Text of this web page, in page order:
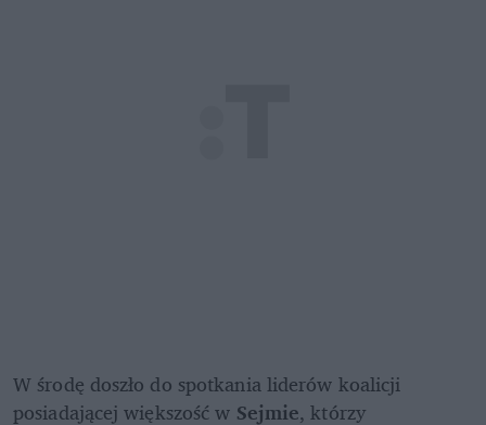
W środę doszło do spotkania liderów koalicji
posiadającej większość w Sejmie, którzy